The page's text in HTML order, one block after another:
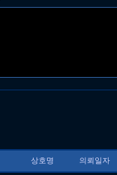
상호명 의뢰일자